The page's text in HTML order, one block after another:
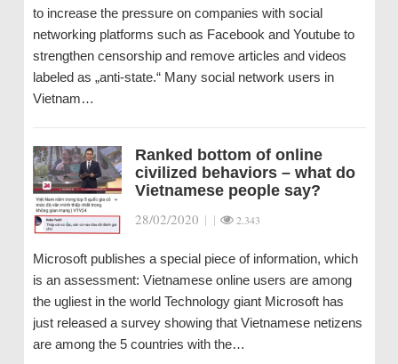
to increase the pressure on companies with social
networking platforms such as Facebook and Youtube to
strengthen censorship and remove articles and videos
labeled as „anti-state.“ Many social network users in
Vietnam…
Ranked bottom of online
civilized behaviors – what do
Vietnamese people say?
28/02/2020 | | 2.343
Microsoft publishes a special piece of information, which
is an assessment: Vietnamese online users are among
the ugliest in the world Technology giant Microsoft has
just released a survey showing that Vietnamese netizens
are among the 5 countries with the…